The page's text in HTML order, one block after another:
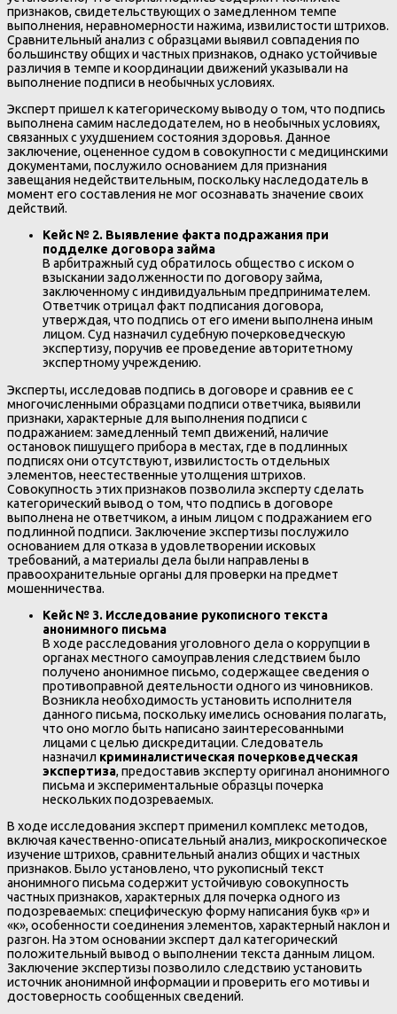
признаков, свидетельствующих о замедленном темпе
выполнения, неравномерности нажима, извилистости штрихов.
Сравнительный анализ с образцами выявил совпадения по
большинству общих и частных признаков, однако устойчивые
различия в темпе и координации движений указывали на
выполнение подписи в необычных условиях.
Эксперт пришел к категорическому выводу о том, что подпись
выполнена самим наследодателем, но в необычных условиях,
связанных с ухудшением состояния здоровья. Данное
заключение, оцененное судом в совокупности с медицинскими
документами, послужило основанием для признания
завещания недействительным, поскольку наследодатель в
момент его составления не мог осознавать значение своих
действий.
Кейс № 2. Выявление факта подражания при
подделке договора займа
В арбитражный суд обратилось общество с иском о
взыскании задолженности по договору займа,
заключенному с индивидуальным предпринимателем.
Ответчик отрицал факт подписания договора,
утверждая, что подпись от его имени выполнена иным
лицом. Суд назначил судебную почерковедческую
экспертизу, поручив ее проведение авторитетному
экспертному учреждению.
Эксперты, исследовав подпись в договоре и сравнив ее с
многочисленными образцами подписи ответчика, выявили
признаки, характерные для выполнения подписи с
подражанием: замедленный темп движений, наличие
остановок пишущего прибора в местах, где в подлинных
подписях они отсутствуют, извилистость отдельных
элементов, неестественные утолщения штрихов.
Совокупность этих признаков позволила эксперту сделать
категорический вывод о том, что подпись в договоре
выполнена не ответчиком, а иным лицом с подражанием его
подлинной подписи. Заключение экспертизы послужило
основанием для отказа в удовлетворении исковых
требований, а материалы дела были направлены в
правоохранительные органы для проверки на предмет
мошенничества.
Кейс № 3. Исследование рукописного текста
анонимного письма
В ходе расследования уголовного дела о коррупции в
органах местного самоуправления следствием было
получено анонимное письмо, содержащее сведения о
противоправной деятельности одного из чиновников.
Возникла необходимость установить исполнителя
данного письма, поскольку имелись основания полагать,
что оно могло быть написано заинтересованными
лицами с целью дискредитации. Следователь
назначил криминалистическая почерковедческая
экспертиза, предоставив эксперту оригинал анонимного
письма и экспериментальные образцы почерка
нескольких подозреваемых.
В ходе исследования эксперт применил комплекс методов,
включая качественно-описательный анализ, микроскопическое
изучение штрихов, сравнительный анализ общих и частных
признаков. Было установлено, что рукописный текст
анонимного письма содержит устойчивую совокупность
частных признаков, характерных для почерка одного из
подозреваемых: специфическую форму написания букв «р» и
«к», особенности соединения элементов, характерный наклон и
разгон. На этом основании эксперт дал категорический
положительный вывод о выполнении текста данным лицом.
Заключение экспертизы позволило следствию установить
источник анонимной информации и проверить его мотивы и
достоверность сообщенных сведений.